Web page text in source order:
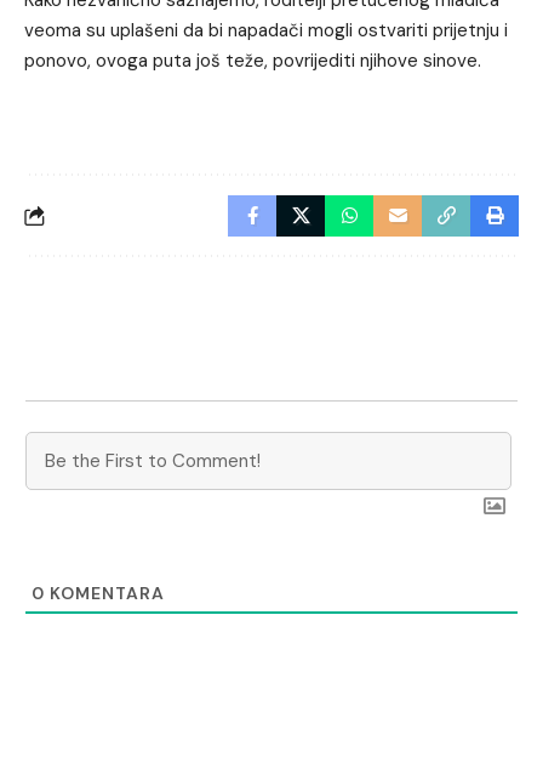
veoma su uplašeni da bi napadači mogli ostvariti prijetnju i
ponovo, ovoga puta još teže, povrijediti njihove sinove.
0 KOMENTARA